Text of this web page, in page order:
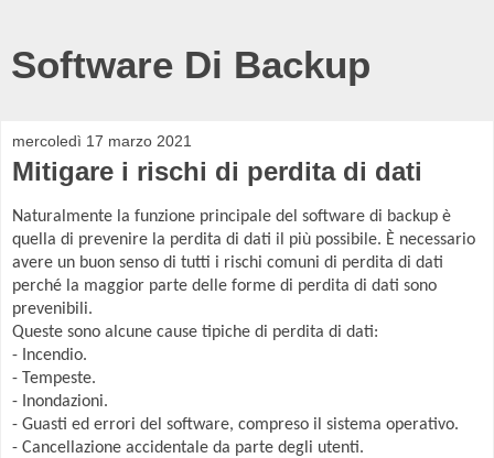
Software Di Backup
mercoledì 17 marzo 2021
Mitigare i rischi di perdita di dati
Naturalmente la funzione principale del software di backup è
quella di prevenire la perdita di dati il più possibile. È necessario
avere un buon senso di tutti i rischi comuni di perdita di dati
perché la maggior parte delle forme di perdita di dati sono
prevenibili.
Queste sono alcune cause tipiche di perdita di dati:
- Incendio.
- Tempeste.
- Inondazioni.
- Guasti ed errori del software, compreso il sistema operativo.
- Cancellazione accidentale da parte degli utenti.